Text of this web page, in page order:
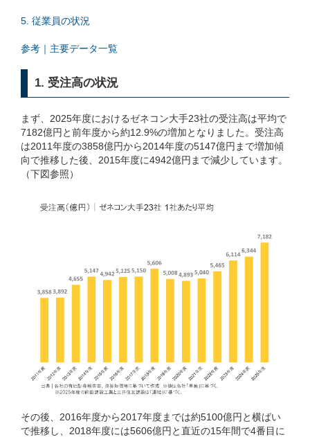
5. 従業員の状況
参考｜主要データ一覧
1. 受注高の状況
まず、2025年度におけるゼネコン大手23社の受注高は平均で
7182億円と前年度から約12.9%の増加となりました。受注高
は2011年度の3858億円から2014年度の5147億円まで増加傾
向で推移した後、2015年度に4942億円まで減少しています。
（下図参照）
その後、2016年度から2017年度までは約5100億円と横ばい
で推移し、2018年度には5606億円と直近の15年間で4番目に